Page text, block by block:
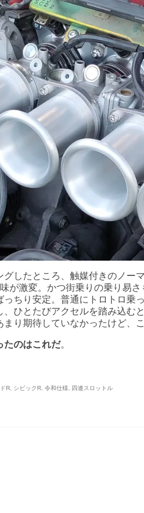
したところ、触媒付きのノー
が激変。かつ街乗りの乗り易さ
ちり安定。普通にトロトロ乗
ひとたびアクセルを踏み込む
り期待していなかったけど、
たのはこれだ。
R シビックR 令和仕様 四連スロットル